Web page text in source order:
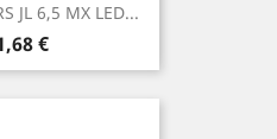
JL 6,5 MX LED...
€